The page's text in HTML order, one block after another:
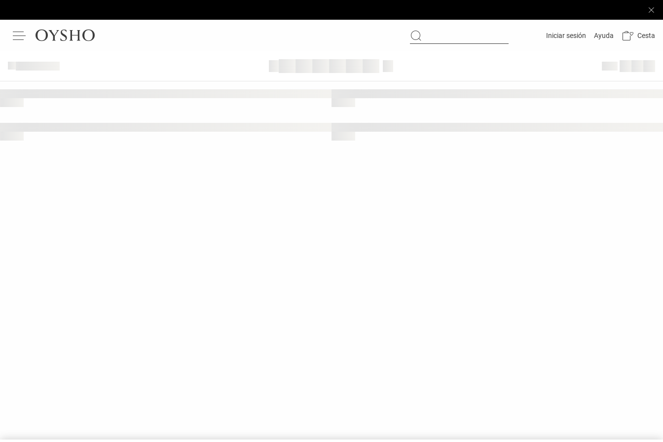
Iniciar sesión Ayuda Cesta